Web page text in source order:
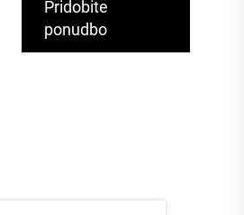
Pridobite
ponudbo